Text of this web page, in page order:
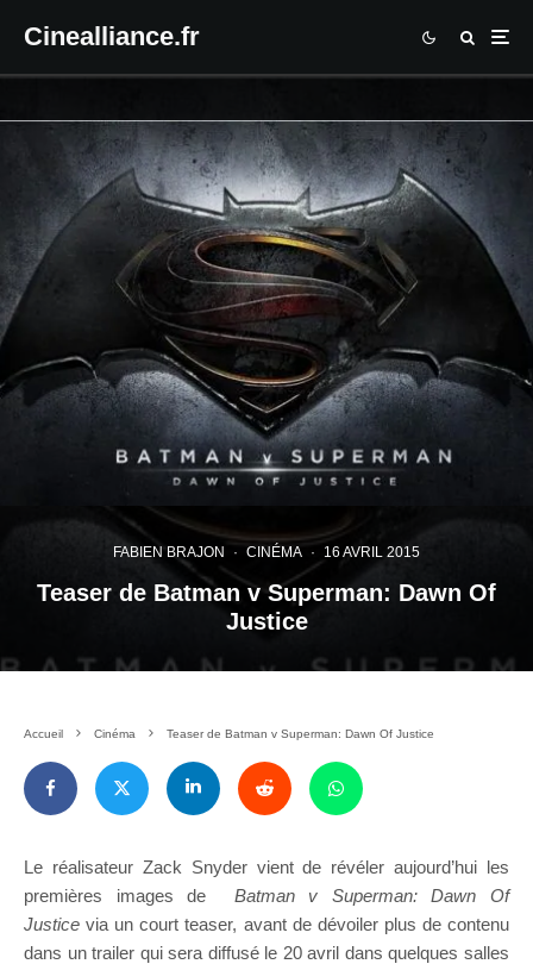
Cinealliance.fr
FABIEN BRAJON · CINÉMA · 16 AVRIL 2015
Teaser de Batman v Superman: Dawn Of
Justice
Accueil Cinéma Teaser de Batman v Superman: Dawn Of Justice
Le réalisateur Zack Snyder vient de révéler aujourd’hui les
premières images de
Batman v Superman: Dawn Of
Justicevia un court teaser, avant de dévoiler plus de contenu
dans un trailer qui sera diffusé le 20 avril dans quelques salles